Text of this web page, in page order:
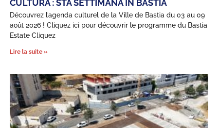
CULTURA : STA SETTIMANA IN BASTIA
Découvrez l’agenda culturel de la Ville de Bastia du 03 au 09
août 2026 ! Cliquez ici pour découvrir le programme du Bastia
Estate Cliquez
Lire la suite »